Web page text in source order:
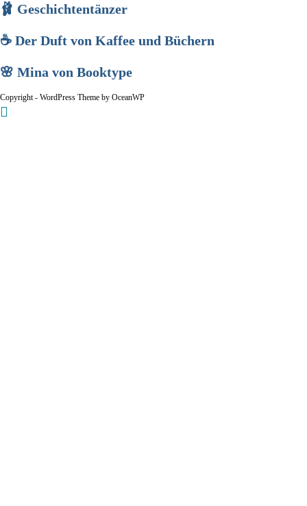
🩰 Geschichtentänzer
☕ Der Duft von Kaffee und Büchern
🌸 Mina von Booktype
Copyright - WordPress Theme by OceanWP